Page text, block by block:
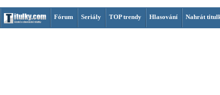
Fórum Seriály TOP trendy Hlasování Nahrát